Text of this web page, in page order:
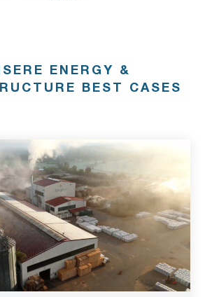
ENERGY &
BEST CASES